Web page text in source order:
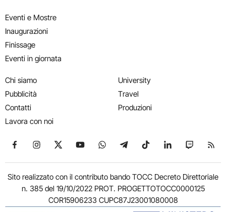
Eventi e Mostre
Inaugurazioni
Finissage
Eventi in giornata
Chi siamo
Pubblicità
Contatti
Lavora con noi
University
Travel
Produzioni
Seguici su Facebook
Seguici su Instagram
Seguici su X
Seguici su YouTube
Seguici su WhatsApp
Seguici su Telegram
Seguici su TikTok
Seguici su
Seguici
Sito realizzato con il contributo bando TOCC Decreto Direttoriale
n. 385 del 19/10/2022 PROT. PROGETTOTOCC0000125
COR15906233 CUPC87J23001080008